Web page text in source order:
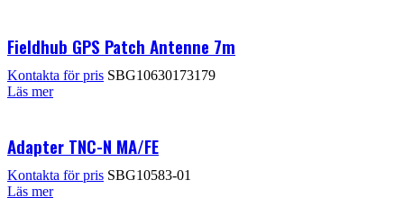
Fieldhub GPS Patch Antenne 7m
Kontakta för pris SBG10630173179
Läs mer
Adapter TNC-N MA/FE
Kontakta för pris SBG10583-01
Läs mer